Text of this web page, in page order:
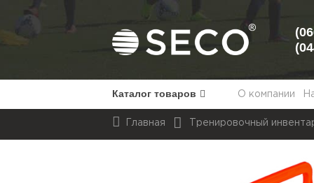
Каталог товаров О компании
Главная Тренировочный